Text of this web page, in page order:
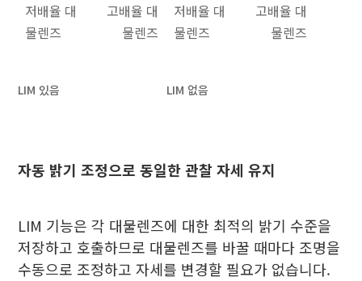
저배율 대
물렌즈
고배율 대
물렌즈
LIM 있음
저배율 대
물렌즈
고배율 대
물렌즈
LIM 없음
자동 밝기 조정으로 동일한 관찰 자세 유지
LIM 기능은 각 대물렌즈에 대한 최적의 밝기 수준을
저장하고 호출하므로 대물렌즈를 바꿀 때마다 조명을
수동으로 조정하고 자세를 변경할 필요가 없습니다.